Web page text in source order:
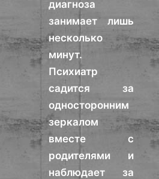
диагноза
занимает лишь
несколько
минут.
Психиатр
садится за
односторонним
зеркалом
вместе с
родителями и
наблюдает за